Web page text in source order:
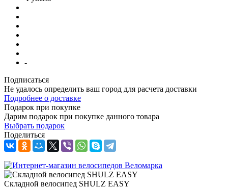
-
Подписаться
Не удалось определить ваш город для расчета доставки
Подробнее о доставке
Подарок при покупке
Дарим подарок при покупке данного товара
Выбрать подарок
Поделиться
Складной велосипед SHULZ EASY